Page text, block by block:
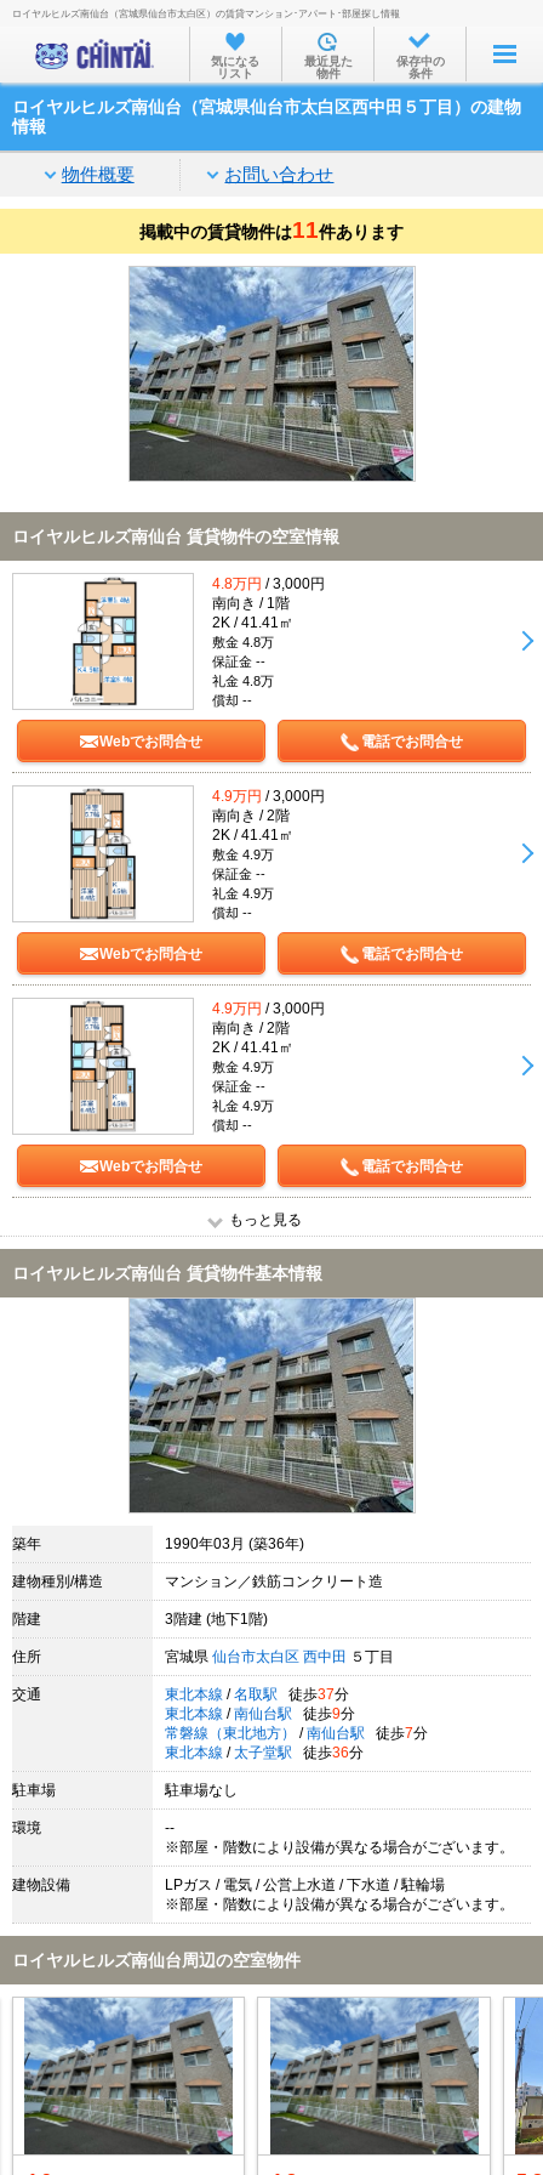
お部屋を探す
沿線・駅から
家賃相場から
通勤通学時間から
物件特集から
不動産会社から
TOP
ロイヤルヒルズ南仙台（宮城県仙台市太白区）の賃貸マンション･アパート･部屋探し情報
気になる
リスト
最近見た
物件
保存中の
条件
ロイヤルヒルズ南仙台（宮城県仙台市太白区西中田５丁目）の建物
情報
物件概要 お問い合わせ
掲載中の賃貸物件は11件あります
ロイヤルヒルズ南仙台 賃貸物件の空室情報
4.8万円 / 3,000円
南向き / 1階
2K / 41.41㎡
敷金 4.8万
保証金 --
礼金 4.8万
償却 --
Webでお問合せ 電話でお問合せ
4.9万円 / 3,000円
南向き / 2階
2K / 41.41㎡
敷金 4.9万
保証金 --
礼金 4.9万
償却 --
Webでお問合せ 電話でお問合せ
4.9万円 / 3,000円
南向き / 2階
2K / 41.41㎡
敷金 4.9万
保証金 --
礼金 4.9万
償却 --
Webでお問合せ 電話でお問合せ
もっと見る
ロイヤルヒルズ南仙台 賃貸物件基本情報
築年 1990年03月 (築36年)
建物種別/構造 マンション／鉄筋コンクリート造
階建 3階建 (地下1階)
住所 宮城県 仙台市太白区 西中田 ５丁目
交通 東北本線 / 名取駅 徒歩37分
東北本線 / 南仙台駅 徒歩9分
常磐線（東北地方）
/ 南仙台駅 徒歩7分
東北本線 / 太子堂駅 徒歩36分
駐車場 駐車場なし
環境
--
※部屋・階数により設備が異なる場合がございます。
建物設備
LPガス / 電気 / 公営上水道 / 下水道 / 駐輪場
※部屋・階数により設備が異なる場合がございます。
ロイヤルヒルズ南仙台周辺の空室物件